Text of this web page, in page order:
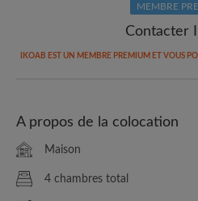
MEMBRE
Contacter
IKOAB EST UN MEMBRE PREMIUM ET VOUS
A propos de la colocation
Maison
4 chambres total